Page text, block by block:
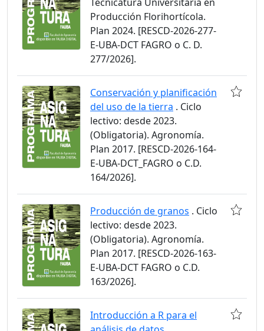
Producción Florihortícola.
Plan 2024. [RESCD-2026-277-
E-UBA-DCT FAGRO o C. D.
277/2026].
Conservación y planificación
del uso de la tierra . Ciclo
lectivo: desde 2023.
(Obligatoria). Agronomía.
Plan 2017. [RESCD-2026-164-
E-UBA-DCT_FAGRO o C.D.
164/2026].
Producción de granos . Ciclo
lectivo: desde 2023.
(Obligatoria). Agronomía.
Plan 2017. [RESCD-2026-163-
E-UBA-DCT FAGRO o C.D.
163/2026].
Introducción a R para el